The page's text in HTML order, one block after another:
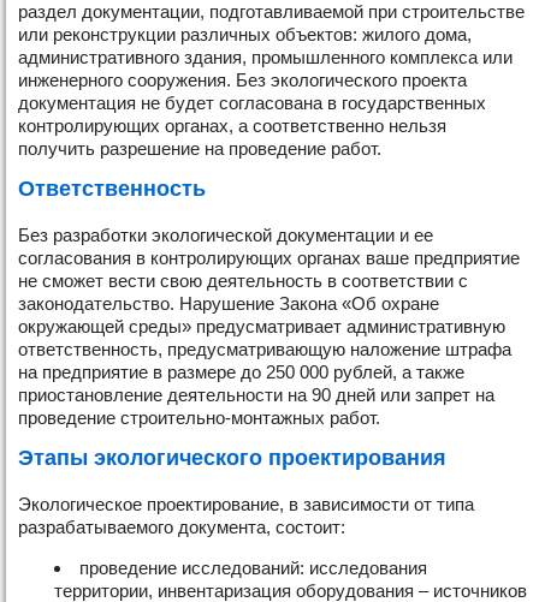
раздел документации, подготавливаемой при строительстве
или реконструкции различных объектов: жилого дома,
административного здания, промышленного комплекса или
инженерного сооружения. Без экологического проекта
документация не будет согласована в государственных
контролирующих органах, а соответственно нельзя
получить разрешение на проведение работ.
Ответственность
Без разработки экологической документации и ее
согласования в контролирующих органах ваше предприятие
не сможет вести свою деятельность в соответствии с
законодательство. Нарушение Закона «Об охране
окружающей среды» предусматривает административную
ответственность, предусматривающую наложение штрафа
на предприятие в размере до 250 000 рублей, а также
приостановление деятельности на 90 дней или запрет на
проведение строительно-монтажных работ.
Этапы экологического проектирования
Экологическое проектирование, в зависимости от типа
разрабатываемого документа, состоит:
проведение исследований: исследования
территории, инвентаризация оборудования – источников